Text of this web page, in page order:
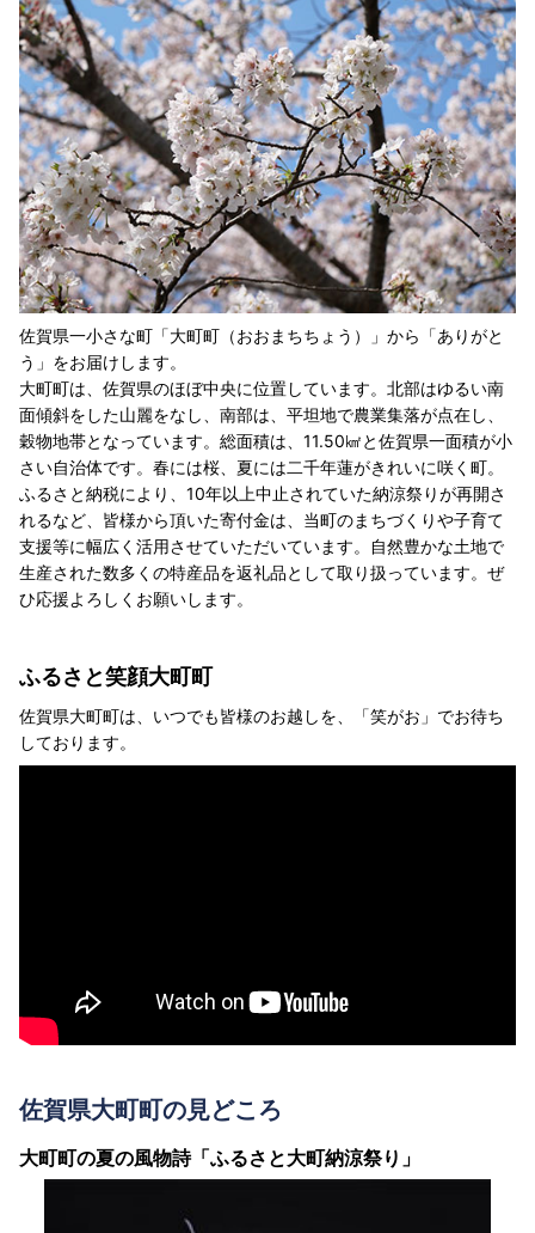
佐賀県一小さな町「大町町（おおまちちょう）」から「ありがと
う」をお届けします。
大町町は、佐賀県のほぼ中央に位置しています。北部はゆるい南
面傾斜をした山麗をなし、南部は、平坦地で農業集落が点在し、
穀物地帯となっています。総面積は、11.50㎢と佐賀県一面積が小
さい自治体です。春には桜、夏には二千年蓮がきれいに咲く町。
ふるさと納税により、10年以上中止されていた納涼祭りが再開さ
れるなど、皆様から頂いた寄付金は、当町のまちづくりや子育て
支援等に幅広く活用させていただいています。自然豊かな土地で
生産された数多くの特産品を返礼品として取り扱っています。ぜ
ひ応援よろしくお願いします。
ふるさと笑顔大町町
佐賀県大町町は、いつでも皆様のお越しを、「笑がお」でお待ち
しております。
佐賀県大町町の見どころ
大町町の夏の風物詩「ふるさと大町納涼祭り」